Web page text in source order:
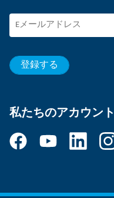
SCHUNKの採用
あなたの強み
登録する
私たちのアカウン